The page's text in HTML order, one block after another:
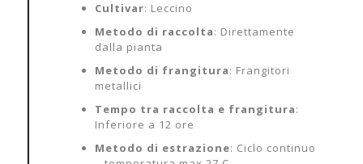
Cultivar: Leccino
Metodo di raccolta: Direttamente
dalla pianta
Metodo di frangitura: Frangitori
metallici
Tempo tra raccolta e frangitura:
Inferiore a 12 ore
Metodo di estrazione: Ciclo continuo